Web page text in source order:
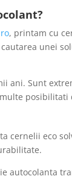
, printam cu
unei
ani. Sunt
posibilitati
cernelii eco
autocolanta